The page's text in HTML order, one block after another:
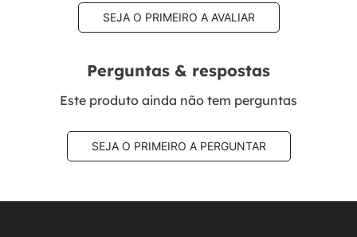
SEJA O PRIMEIRO A AVALIAR
Perguntas & respostas
Este produto ainda não tem perguntas
SEJA O PRIMEIRO A PERGUNTAR